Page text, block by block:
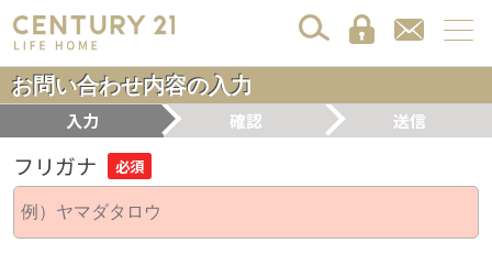
お問い合わせ内容の入力
入力 確認 送信
フリガナ 必須